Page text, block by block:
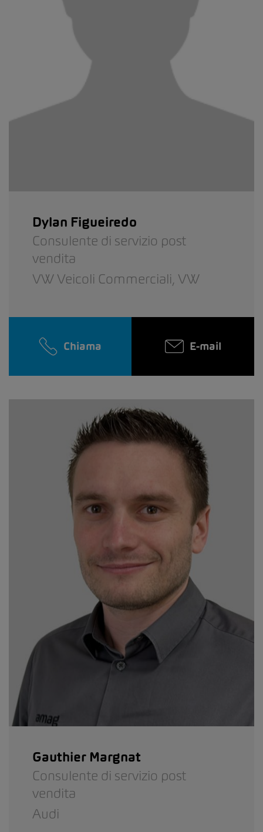
Dylan Figueiredo
Consulente di servizio post
vendita
VW Veicoli Commerciali, VW
Chiama E-mail
Gauthier Margnat
Consulente di servizio post
vendita
Audi